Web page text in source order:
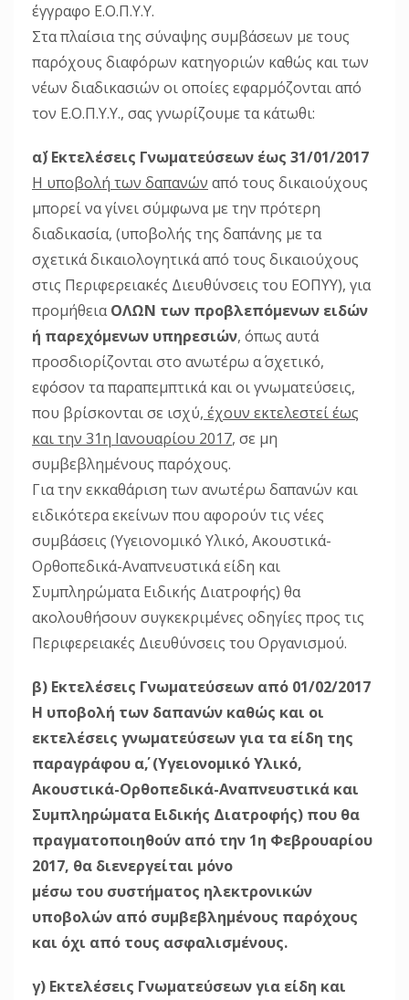
έγγραφο Ε.Ο.Π.Υ.Υ.
Στα πλαίσια της σύναψης συμβάσεων με τους
παρόχους διαφόρων κατηγοριών καθώς και των
νέων διαδικασιών οι οποίες εφαρμόζονται από
τον Ε.Ο.Π.Υ.Υ., σας γνωρίζουμε τα κάτωθι:
α΄) Εκτελέσεις Γνωματεύσεων έως 31/01/2017
Η υποβολή των δαπανών από τους δικαιούχους
μπορεί να γίνει σύμφωνα με την πρότερη
διαδικασία, (υποβολής της δαπάνης με τα
σχετικά δικαιολογητικά από τους δικαιούχους
στις Περιφερειακές Διευθύνσεις του ΕΟΠΥΥ), για
προμήθειαΟΛΩΝ των προβλεπόμενων ειδών
ή παρεχόμενων υπηρεσιών, όπως αυτά
προσδιορίζονται στο ανωτέρω α΄ σχετικό,
εφόσον τα παραπεμπτικά και οι γνωματεύσεις,
που βρίσκονται σε ισχύ, έχουν εκτελεστεί έως
και την 31η Ιανουαρίου 2017, σε μη
συμβεβλημένους παρόχους.
Για την εκκαθάριση των ανωτέρω δαπανών και
ειδικότερα εκείνων που αφορούν τις νέες
συμβάσεις (Υγειονομικό Υλικό, Ακουστικά-
Ορθοπεδικά-Αναπνευστικά είδη και
Συμπληρώματα Ειδικής Διατροφής) θα
ακολουθήσουν συγκεκριμένες οδηγίες προς τις
Περιφερειακές Διευθύνσεις του Οργανισμού.
β) Εκτελέσεις Γνωματεύσεων από 01/02/2017
Η υποβολή των δαπανών καθώς και οι
εκτελέσεις γνωματεύσεων για τα είδη της
παραγράφου α΄, (Υγειονομικό Υλικό,
Ακουστικά-Ορθοπεδικά-Αναπνευστικά και
Συμπληρώματα Ειδικής Διατροφής) που θα
πραγματοποιηθούν από την 1η Φεβρουαρίου
2017, θα διενεργείται μόνο
μέσω του συστήματος ηλεκτρονικών
υποβολών από συμβεβλημένους παρόχους
και όχι από τους ασφαλισμένους.
γ) Εκτελέσεις Γνωματεύσεων για είδη και